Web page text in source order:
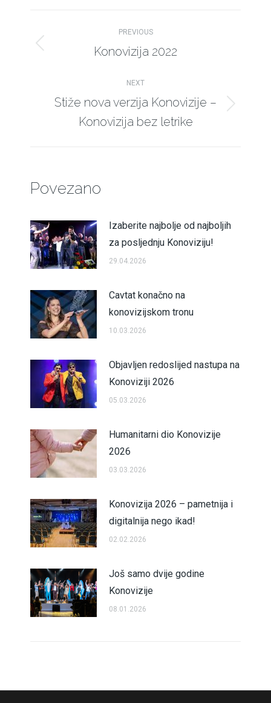
navigation
PREVIOUS
Previous
Konovizija 2022
NEXT
Next
post:
Stiže nova verzija Konovizije –
Konovizija bez letrike
Povezano
Izaberite najbolje od najboljih
za posljednju Konoviziju!
29.04.2026
Cavtat konačno na
konovizijskom tronu
10.03.2026
Objavljen redoslijed nastupa na
Konoviziji 2026
05.03.2026
Humanitarni dio Konovizije
2026
03.03.2026
Konovizija 2026 – pametnija i
digitalnija nego ikad!
02.02.2026
Još samo dvije godine
Konovizije
08.01.2026